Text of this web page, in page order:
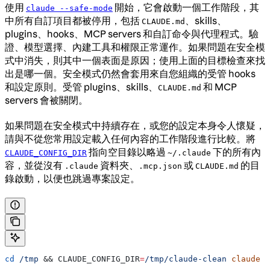
使用 claude --safe-mode 開始，它會啟動一個工作階段，其
中所有自訂項目都被停用，包括 CLAUDE.md
、skills、
plugins、hooks、MCP servers 和自訂命令與代理程式。驗
證、模型選擇、內建工具和權限正常運作。如果問題在安全模
式中消失，則其中一個表面是原因；使用上面的目標檢查來找
出是哪一個。安全模式仍然會套用來自您組織的受管 hooks
和設定原則。受管 plugins、skills、
CLAUDE.md 和 MCP
servers 會被關閉。
如果問題在安全模式中持續存在，或您的設定本身令人懷疑，
請與不從您常用設定載入任何內容的工作階段進行比較。將
CLAUDE_CONFIG_DIR 指向空目錄以略過 ~/.claude 下的所有內
容，並從沒有 .claude 資料夾、 .mcp.json 或 CLAUDE.md 的目
錄啟動，以便也跳過專案設定。
cd /tmp && CLAUDE_CONFIG_DIR=/tmp/claude-clean claude